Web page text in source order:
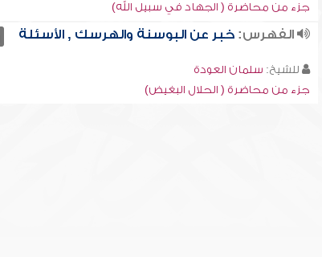
جزء من محاضرة ( الجهاد في سبيل الله)
الفهرس: خبر عن البوسنة والهرسك , الأسئلة
للشيخ: سلمان العودة
جزء من محاضرة ( الحلال البغيض)